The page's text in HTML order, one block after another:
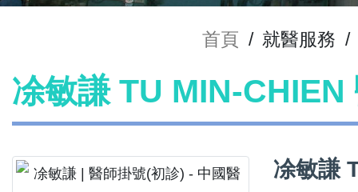
首頁 / 就醫服務 /
凃敏謙 TU MIN-CHIEN
凃敏謙